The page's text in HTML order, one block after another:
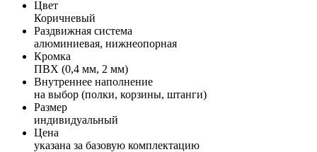
Цвет
Коричневый
Раздвижная система
алюминиевая, нижнеопорная
Кромка
ПВХ (0,4 мм, 2 мм)
Внутреннее наполнение
на выбор (полки, корзины, штанги)
Размер
индивидуальный
Цена
указана за базовую комплектацию